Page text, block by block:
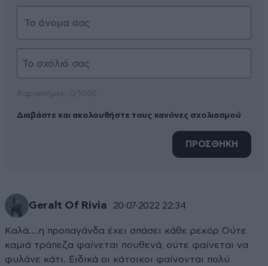
Διαβάστε και ακολουθήστε τους κανόνες σχολιασμού
ΠΡΟΣΘΗΚΗ
Geralt Of Rivia 20·07·2022 22:34
Καλά....η προπαγάνδα έχει σπάσει κάθε ρεκόρ Ούτε
καμιά τράπεζα φαίνεται πουθενά, ούτε φαίνεται να
φυλάνε κάτι. Ειδικά οι κάτοικοι φαίνονται πολύ